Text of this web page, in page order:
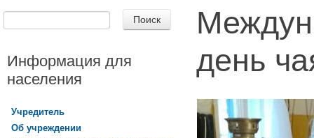
день
Информация для
населения
Учредитель
Об учреждении